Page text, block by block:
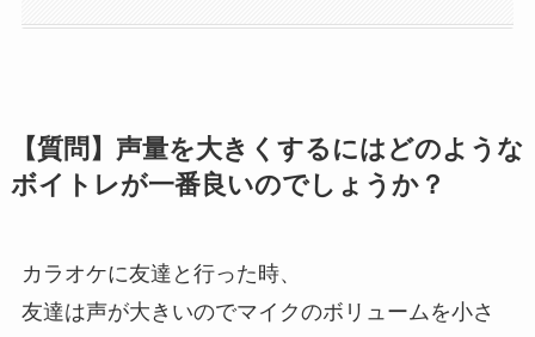
よくあるご質問
お問合せ
【質問】声量を大きくするにはどのような
ボイトレが一番良いのでしょうか？
カラオケに友達と行った時、
友達は声が大きいのでマイクのボリュームを小さ